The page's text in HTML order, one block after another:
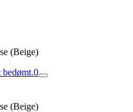
(Beige)
0
(Beige)